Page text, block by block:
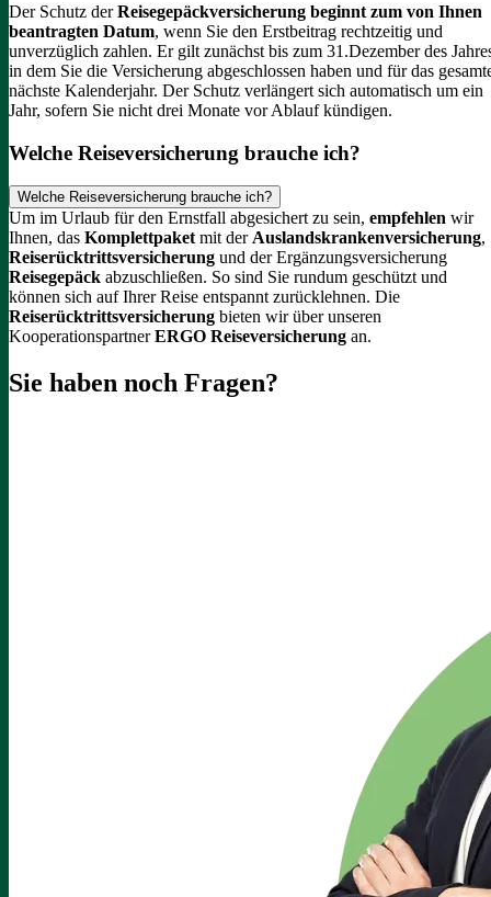
Der Schutz derReisegepäckversicherung beginnt zum von Ihnen
beantragten Datum, wenn Sie den Erstbeitrag rechtzeitig und
unverzüglich zahlen. Er gilt zunächst bis zum 31.Dezember des
in dem Sie die Versicherung abgeschlossen haben und für das
nächste Kalenderjahr. Der Schutz verlängert sich automatisch um ein
Jahr, sofern Sie nicht drei Monate vor Ablauf kündigen.
Welche Reiseversicherung brauche ich?
Welche Reiseversicherung brauche ich?
Um im Urlaub für den Ernstfall abgesichert zu sein, empfehlen wir
Ihnen, das Komplettpaket mit der Auslandskrankenversicherung,
Reiserücktrittsversicherung und der Ergänzungsversicherung
Reisegepäck abzuschließen. So sind Sie rundum geschützt und
können sich auf Ihrer Reise entspannt zurücklehnen. Die
Reiserücktrittsversicherung bieten wir über unseren
KooperationspartnerERGO Reiseversicherung an.
Sie haben noch Fragen?